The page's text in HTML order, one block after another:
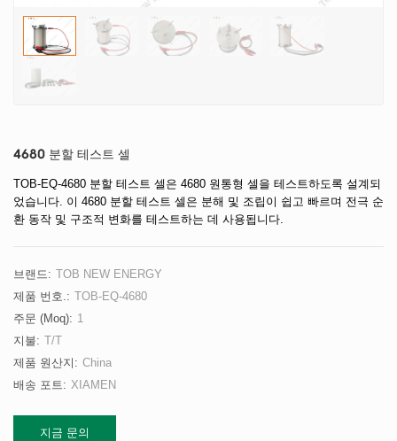
4680 분할 테스트 셀
TOB-EQ-4680 분할 테스트 셀은 4680 원통형 셀을 테스트하도록 설계되
었습니다. 이 4680 분할 테스트 셀은 분해 및 조립이 쉽고 빠르며 전극 순
환 동작 및 구조적 변화를 테스트하는 데 사용됩니다.
브랜드: TOB NEW ENERGY
제품 번호.: TOB-EQ-4680
주문 (moq): 1
지불: T/T
제품 원산지: China
배송 포트: XIAMEN
지금 문의